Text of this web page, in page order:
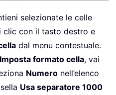
selezionate le celle
clic con il tasto destro e
dal menu contestuale.
Imposta formato cella, vai
Numero nell’elenco
Usa separatore 1000